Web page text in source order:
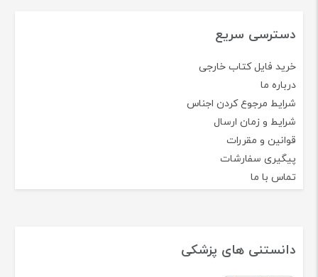
دسترسی سریع
خرید فایل کتاب خارجی
درباره ما
شرایط مرجوع کردن اجناس
شرایط و زمان ارسال
قوانین و مقررات
پیگیری سفارشات
تماس با ما
دانستنی های پزشکی